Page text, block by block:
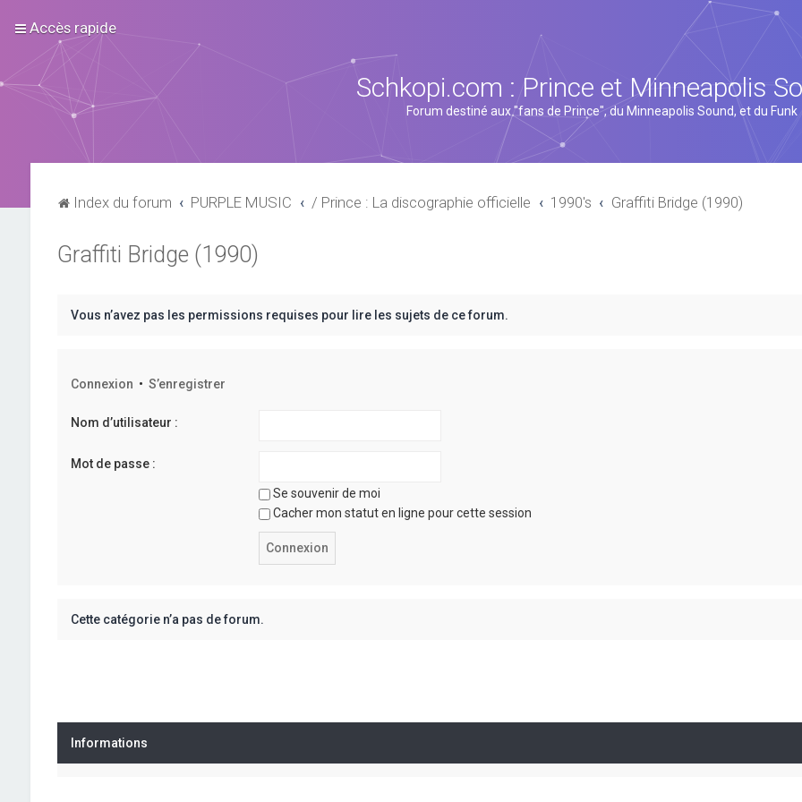
Accès rapide
Schkopi.com : Prince et Minneapolis
Forum destiné aux "fans de Prince", du Minneapolis Sound, et du Funk
Index du forum PURPLE MUSIC / Prince : La discographie officielle 1990's Graffiti Bridge (1990)
Graffiti Bridge (1990)
Vous n’avez pas les permissions requises pour lire les sujets de ce forum.
Connexion • S’enregistrer
Nom d’utilisateur :
Mot de passe :
Se souvenir de moi
Cacher mon statut en ligne pour cette session
Cette catégorie n’a pas de forum.
Informations